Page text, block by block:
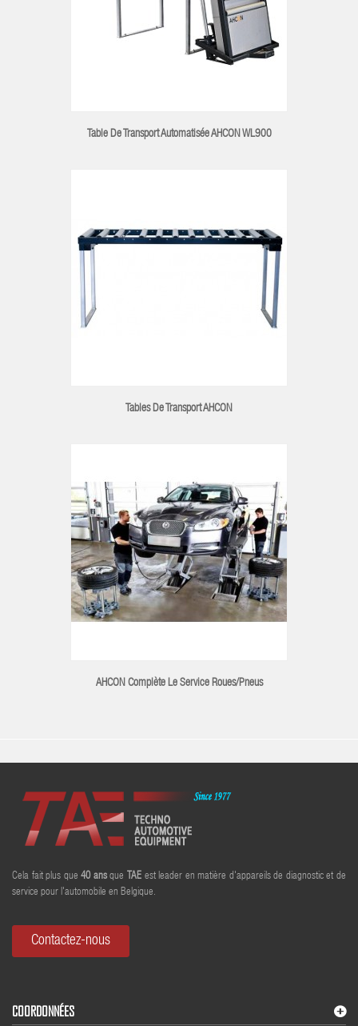
Table De Transport Automatisée AHCON WL900
Tables De Transport AHCON
AHCON Complète Le Service Roues/pneus
Cela fait plus que40ansque TAEest leader en matière d'appareils de diagnostic et de
service pour l'automobile en Belgique.
Contactez-nous
COORDONNÉES